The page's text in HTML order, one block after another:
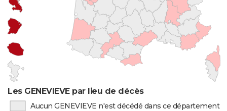
Les GENEVIEVE par lieu de décès
Aucun GENEVIEVE n'est décédé dans ce département